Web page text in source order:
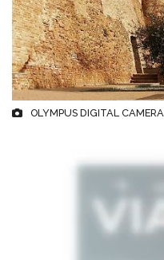
OLYMPUS DIGITAL CAMERA